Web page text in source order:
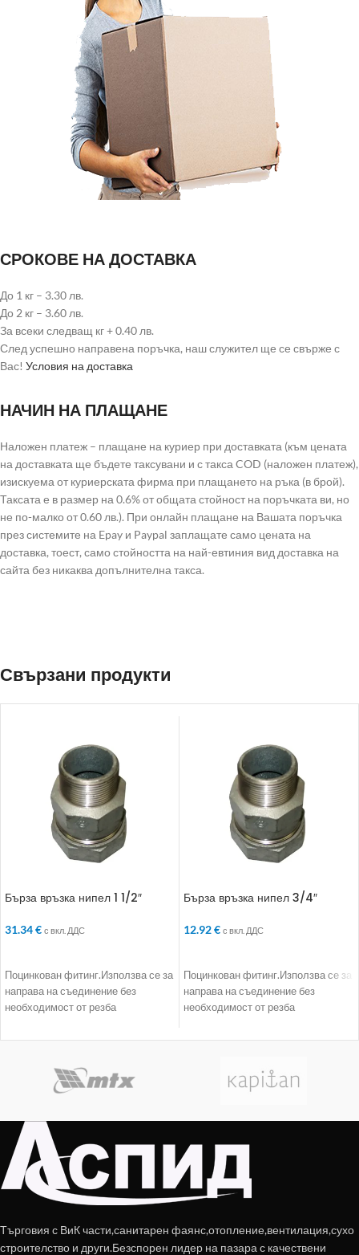
СРОКОВЕ НА ДОСТАВКА
До 1 кг – 3.30 лв.
До 2 кг – 3.60 лв.
За всеки следващ кг + 0.40 лв.
След успешно направена поръчка, наш служител ще се свърже с
Вас! Условия на доставка
НАЧИН НА ПЛАЩАНЕ
Наложен платеж – плащане на куриер при доставката (към цената
на доставката ще бъдете таксувани и с такса COD (наложен платеж),
изискуема от куриерската фирма при плащането на ръка (в брой).
Таксата е в размер на 0.6% от общата стойност на поръчката ви, но
не по-малко от 0.60 лв.). При онлайн плащане на Вашата поръчка
през системите на Epay и Paypal заплащате само цената на
доставка, тоест, само стойността на най-евтиния вид доставка на
сайта без никаква допълнителна такса.
Свързани продукти
Бърза връзка нипел 1 1/2″
31.34€ с вкл. ДДС
Поцинкован фитинг.Използва се за
направа на съединение без
необходимост от резба
Бърза връзка нипел 3/4″
12.92€ с вкл. ДДС
Поцинкован фитинг.Използва се за
направа на съединение без
необходимост от резба
Търговия с ВиК части,санитарен фаянс,отопление,вентилация,сухо
строителство и други.Безспорен лидер на пазара с качествени